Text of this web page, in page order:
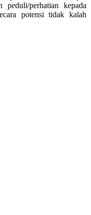
perhatian kepada
potensi tidak kalah